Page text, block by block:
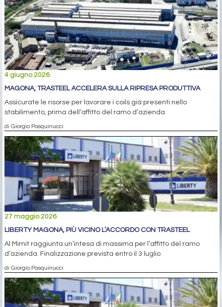
4 giugno 2026
MAGONA, TRASTEEL ACCELERA SULLA RIPRESA PRODUTTIVA
Assicurate le risorse per lavorare i coils già presenti nello
stabilimento, prima dell’affitto del ramo d’azienda
di Giorgio Pasquinucci
27 maggio 2026
LIBERTY MAGONA, PIÙ VICINO L’ACCORDO CON TRASTEEL
Al Mimit raggiunta un’intesa di massima per l’affitto del ramo
d’azienda. Finalizzazione prevista entro il 3 luglio
di Giorgio Pasquinucci